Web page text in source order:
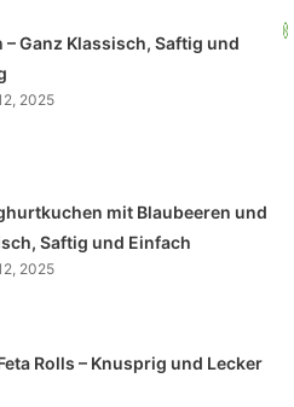
Ganz Klassisch, Saftig und
2025
mit Blaubeeren und
Saftig und Einfach
2025
Rolls – Knusprig und Lecker